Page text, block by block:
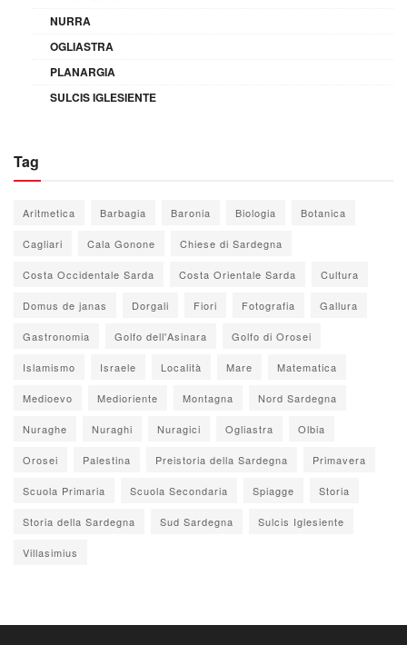
NURRA
OGLIASTRA
PLANARGIA
SULCIS IGLESIENTE
Tag
Aritmetica Barbagia Baronia Biologia Botanica
Cagliari Cala Gonone Chiese di Sardegna
Costa Occidentale Sarda Costa Orientale Sarda Cultura
Domus de janas Dorgali Fiori Fotografia Gallura
Gastronomia Golfo dell'Asinara Golfo di Orosei
Islamismo Israele Località Mare Matematica
Medioevo Medioriente Montagna Nord Sardegna
Nuraghe Nuraghi Nuragici Ogliastra Olbia
Orosei Palestina Preistoria della Sardegna Primavera
Scuola Primaria Scuola Secondaria Spiagge Storia
Storia della Sardegna Sud Sardegna Sulcis Iglesiente
Villasimius